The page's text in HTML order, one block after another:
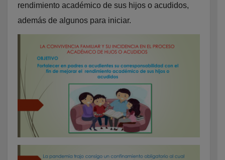
rendimiento académico de sus hijos o acudidos,
además de algunos para iniciar.